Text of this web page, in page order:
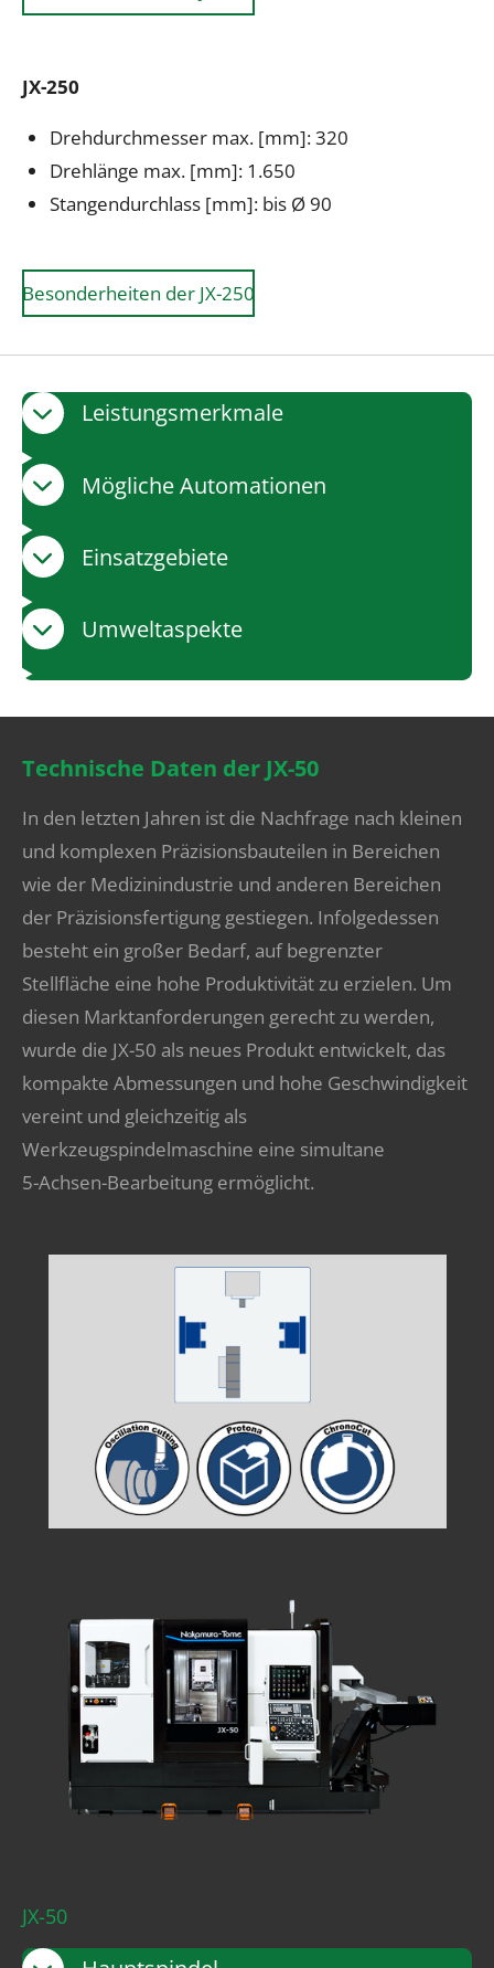
JX-250
Drehdurchmesser max. [mm]: 320
Drehlänge max. [mm]: 1.650
Stangendurchlass [mm]: bis Ø 90
Besonderheiten der JX-250
Leistungsmerkmale
Mögliche Automationen
Einsatzgebiete
Umweltaspekte
Technische Daten der JX-50
In den letzten Jahren ist die Nachfrage nach kleinen
und komplexen Präzisionsbauteilen in Bereichen
wie der Medizinindustrie und anderen Bereichen
der Präzisionsfertigung gestiegen. Infolgedessen
besteht ein großer Bedarf, auf begrenzter
Stellfläche eine hohe Produktivität zu erzielen. Um
diesen Marktanforderungen gerecht zu werden,
wurde die JX-50 als neues Produkt entwickelt, das
kompakte Abmessungen und hohe Geschwindigkeit
vereint und gleichzeitig als
Werkzeugspindelmaschine eine simultane
5-Achsen-Bearbeitung ermöglicht.​
JX-50